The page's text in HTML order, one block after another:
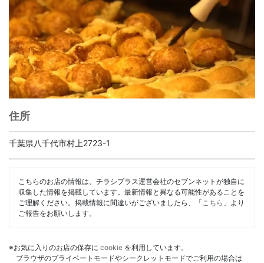
住所
千葉県八千代市村上2723-1
こちらのお店の情報は、チラシプラス運営会社のセブンネットが独自に
収集した情報を掲載しています。最新情報と異なる可能性があることを
ご理解ください。掲載情報に間違いがございましたら、「 こちら 」より
ご報告をお願いします。
※お気に入りのお店の保存に cookie を利用しています。
ブラウザのプライベートモードやシークレットモードでご利用の場合は